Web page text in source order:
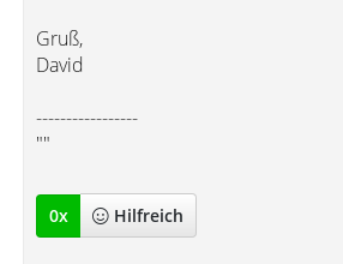
Gruß,
David
-----------------
""
0x Hilfreich